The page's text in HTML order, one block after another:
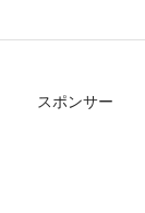
スポンサー